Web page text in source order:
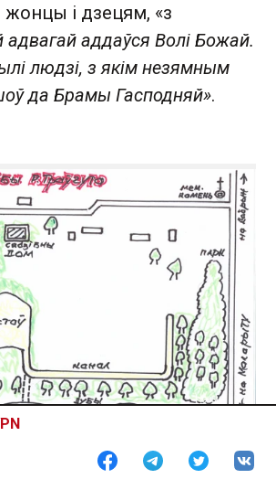
жонцы і дзецям, «з
адвагай аддаўся Волі Божай.
людзі, з якім незямным
да Брамы Гасподняй».
у Астроўі